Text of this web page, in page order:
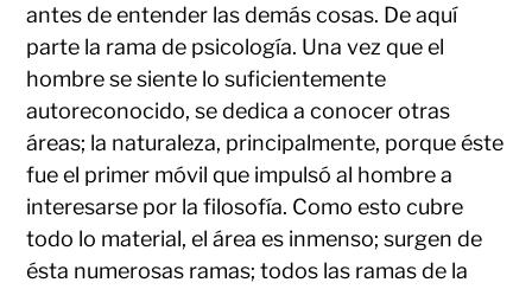
antes de entender las demás cosas. De aquí
parte la rama de psicología. Una vez que el
hombre se siente lo suficientemente
autoreconocido, se dedica a conocer otras
áreas; la naturaleza, principalmente, porque éste
fue el primer móvil que impulsó al hombre a
interesarse por la filosofía. Como esto cubre
todo lo material, el área es inmenso; surgen de
ésta numerosas ramas; todos las ramas de la